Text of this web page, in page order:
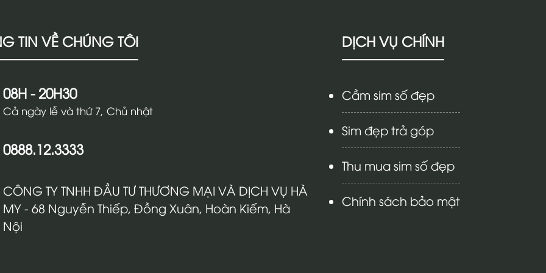
TIN VỀ CHÚNG TÔI
08H - 20H30
Cả ngày lễ và thứ 7, Chủ nhật
0888.12.3333
CÔNG TY TNHH ĐẦU TƯ THƯƠNG MẠI VÀ DỊCH VỤ HÀ
MY - 68 Nguyễn Thiếp, Đồng Xuân, Hoàn Kiếm, Hà
Nội
DỊCH VỤ CHÍNH
Cầm sim số đẹp
Sim đẹp trả góp
Thu mua sim số đẹp
Chính sách bảo mật